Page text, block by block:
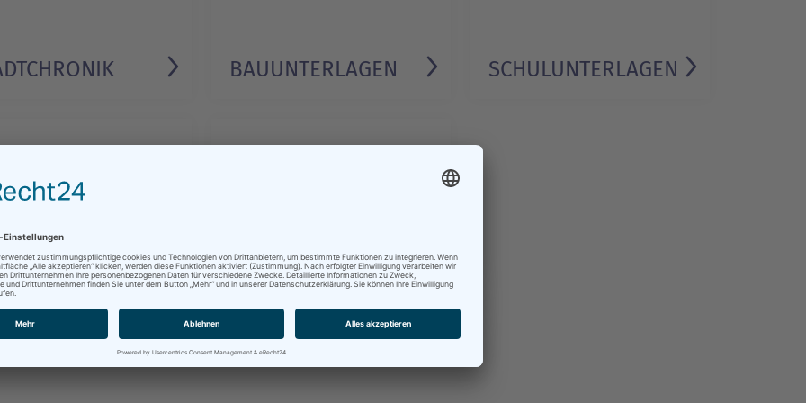
BAU­UNTERLAGEN SCHUL­UNTERLAGEN
&
FRIEDLICHE
REVOLUTION 1989